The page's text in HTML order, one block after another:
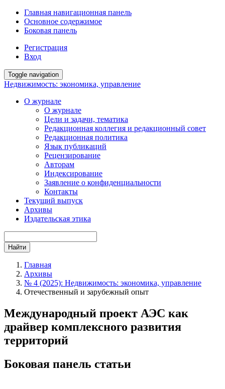
Главная навигационная панель
Основное содержимое
Боковая панель
Регистрация
Вход
Toggle navigation
Недвижимость: экономика, управление
О журнале
О журнале
Цели и задачи, тематика
Редакционная коллегия и редакционный совет
Редакционная политика
Язык публикаций
Рецензирование
Авторам
Индексирование
Заявление о конфиденциальности
Контакты
Текущий выпуск
Архивы
Издательская этика
Найти
Главная
Архивы
№ 4 (2025): Недвижимость: экономика, управление
Отечественный и зарубежный опыт
Международный проект АЭС как
драйвер комплексного развития
территорий
Боковая панель статьи